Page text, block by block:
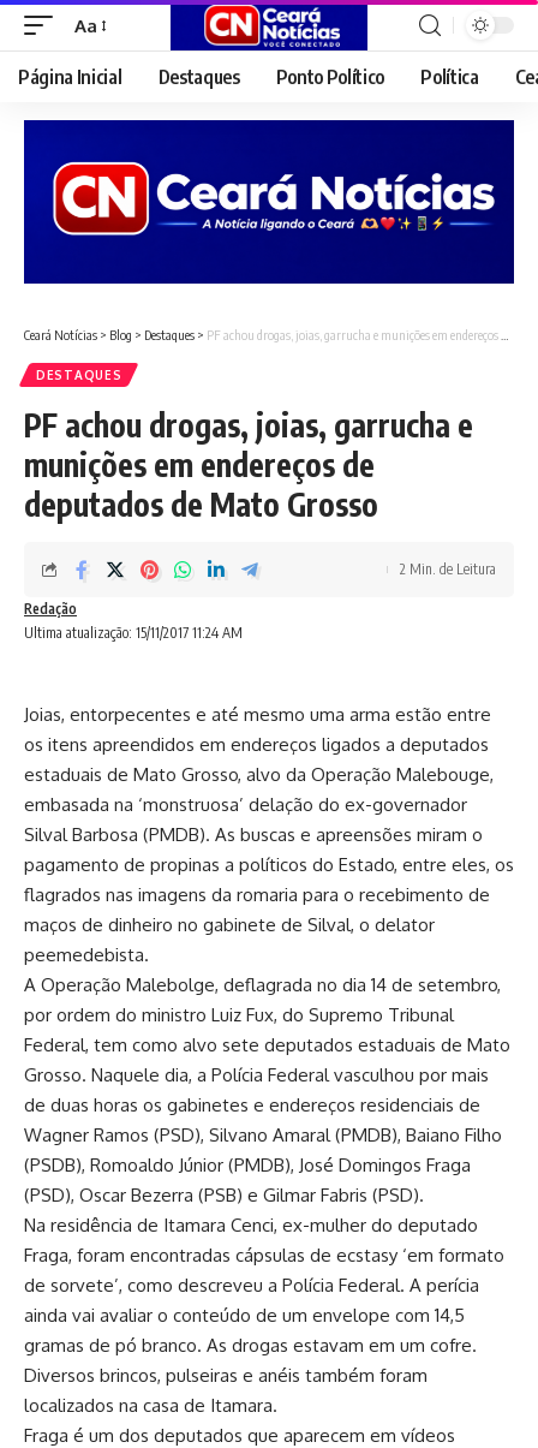
Font
Resizer
Aa
Página Inicial Destaques Ponto Político Política
Ceará Notícias > Blog > Destaques > PF achou drogas, joias, garrucha e munições em endereços de deputados de Mato Grosso
DESTAQUES
PF achou drogas, joias, garrucha e
munições em endereços de
deputados de Mato Grosso
Ultima atualização: 15/11/2017 11:24 AM
Redação
2 Min. de Leitura
Joias, entorpecentes e até mesmo uma arma estão entre
os itens apreendidos em endereços ligados a deputados
estaduais de Mato Grosso, alvo da Operação Malebouge,
embasada na ‘monstruosa’ delação do ex-governador
Silval Barbosa (PMDB). As buscas e apreensões miram o
pagamento de propinas a políticos do Estado, entre eles, os
flagrados nas imagens da romaria para o recebimento de
maços de dinheiro no gabinete de Silval, o delator
peemedebista.
A Operação Malebolge, deflagrada no dia 14 de setembro,
por ordem do ministro Luiz Fux, do Supremo Tribunal
Federal, tem como alvo sete deputados estaduais de Mato
Grosso. Naquele dia, a Polícia Federal vasculhou por mais
de duas horas os gabinetes e endereços residenciais de
Wagner Ramos (PSD), Silvano Amaral (PMDB), Baiano Filho
(PSDB), Romoaldo Júnior (PMDB), José Domingos Fraga
(PSD), Oscar Bezerra (PSB) e Gilmar Fabris (PSD).
Na residência de Itamara Cenci, ex-mulher do deputado
Fraga, foram encontradas cápsulas de ecstasy ‘em formato
de sorvete’, como descreveu a Polícia Federal. A perícia
ainda vai avaliar o conteúdo de um envelope com 14,5
gramas de pó branco. As drogas estavam em um cofre.
Diversos brincos, pulseiras e anéis também foram
localizados na casa de Itamara.
Fraga é um dos deputados que aparecem em vídeos